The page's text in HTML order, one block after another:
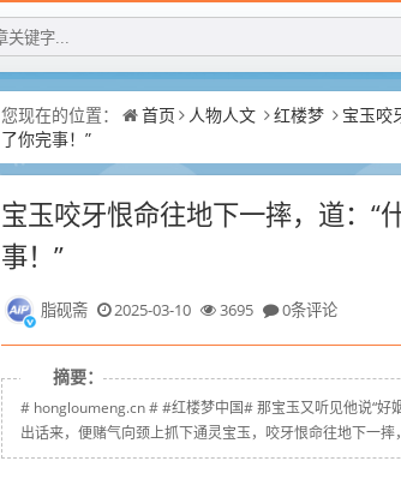
您现在的位置： 首页 人物人文 红楼梦
宝玉咬
了你完事！”
宝玉咬牙恨命往地下一摔，道：“
事！”
脂砚斋 2025-03-10 3695 0条评论
摘要：
# hongloumeng.cn # #红楼梦中国# 那宝玉又听见他说“好
出话来，便赌气向颈上抓下通灵宝玉，咬牙恨命往地下一摔